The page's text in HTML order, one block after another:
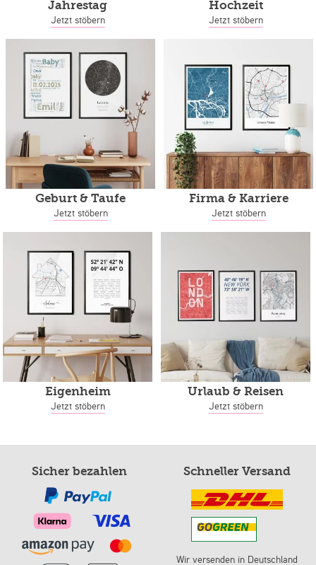
Jahrestag
Jetzt stöbern
Hochzeit
Jetzt stöbern
Geburt & Taufe
Jetzt stöbern
Firma & Karriere
Jetzt stöbern
Eigenheim
Jetzt stöbern
Urlaub & Reisen
Jetzt stöbern
Sicher bezahlen Schneller Versand
Wir versenden in Deutschland